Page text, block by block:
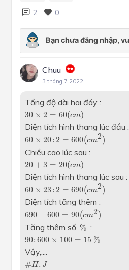
2 0
Chuu
3 tháng 7 2022
Tổng độ dài hai đáy :
30 × 2 = 60(cm)
30 ×2= 60(cm)
Diện tích hình thang lúc đầu :
60 × 20: 2 = 600(cm2)
60× m 2)
Chiều cao lúc sau :
20 + 3 = 20(cm)
20 + 3= 20(cm
Diện tích hình thang lúc sau :
60 × 23: 2 = 690(cm2)
60× 23:2 = 690 (cm 2)
Diện tích tăng thêm :
690 − 600 = 90(cm2)
690 90( m
)
Tăng thêm số %
% :
90: 600 × 100 = 15 %
90 600 × 100= 15 %
Vậy,....
#H. J
#H.J